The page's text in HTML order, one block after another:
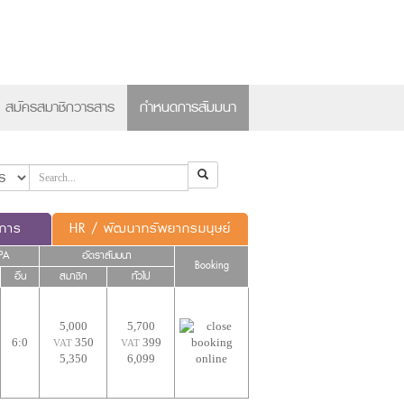
สมัครสมาชิกวารสาร กำหนดการสัมมนา
าร HR / พัฒนาทรัพยากรมนุษย์
อัตราสัมมนา
Booking
อื่น สมาชิก ทั่วไป
6:0
5,000
VAT350
5,350
5,700
VAT399
6,099